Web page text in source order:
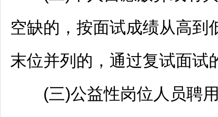
空缺的，按面试成绩从高到
末位并列的，通过复试面试
(三)公益性岗位人员聘用